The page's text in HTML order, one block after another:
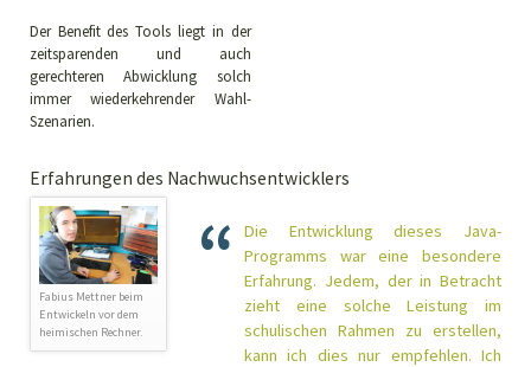
Der Benefit des Tools liegt in der
zeitsparenden und auch
gerechteren Abwicklung solch
immer wiederkehrender Wahl-
Szenarien.
Erfahrungen des Nachwuchsentwicklers
Fabius Mettner beim
Entwickeln vor dem
heimischen Rechner.
Die Entwicklung dieses Java-
Programms war eine besondere
Erfahrung. Jedem, der in Betracht
zieht eine solche Leistung im
schulischen Rahmen zu erstellen,
kann ich dies nur empfehlen. Ich